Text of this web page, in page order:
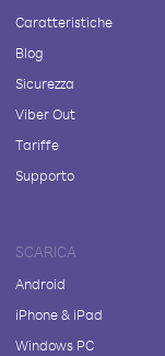
Caratteristiche
Blog
Sicurezza
Viber Out
Tariffe
Supporto
SCARICA
Android
iPhone & iPad
Windows PC